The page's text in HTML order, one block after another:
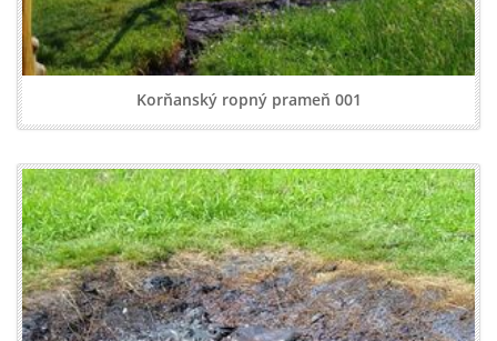
Korňanský ropný prameň 001